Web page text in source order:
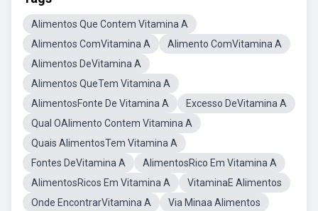
Alimentos Que Contem Vitamina A
Alimentos ComVitamina A
Alimento ComVitamina A
Alimentos DeVitamina A
Alimentos QueTem Vitamina A
AlimentosFonte De Vitamina A
Excesso DeVitamina A
Qual OAlimento Contem Vitamina A
Quais AlimentosTem Vitamina A
Fontes DeVitamina A
AlimentosRico Em Vitamina A
AlimentosRicos Em Vitamina A
VitaminaE Alimentos
Onde EncontrarVitamina A
Via Minaa Alimentos